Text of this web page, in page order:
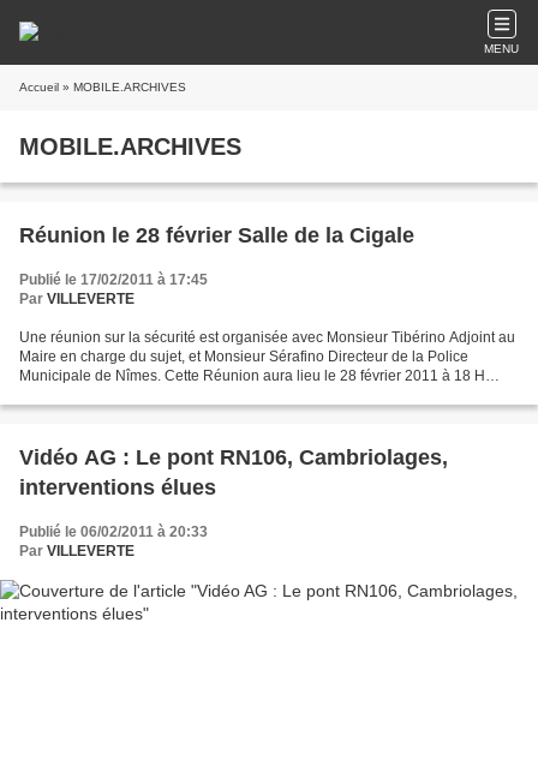
MENU
Accueil » MOBILE.ARCHIVES
MOBILE.ARCHIVES
Réunion le 28 février Salle de la Cigale
Publié le 17/02/2011 à 17:45
Par VILLEVERTE
Une réunion sur la sécurité est organisée avec Monsieur Tibérino Adjoint au
Maire en charge du sujet, et Monsieur Sérafino Directeur de la Police
Municipale de Nîmes. Cette Réunion aura lieu le 28 février 2011 à 18 H
Vidéo AG : Le pont RN106, Cambriolages,
interventions élues
Publié le 06/02/2011 à 20:33
Par VILLEVERTE